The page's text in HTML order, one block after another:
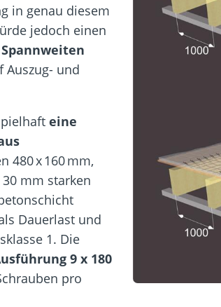
in genau diesem
jedoch einen
Auszug- und
eine
480 x 160 mm,
mm starken
Dauerlast und
1. Die
9 x 180
pro